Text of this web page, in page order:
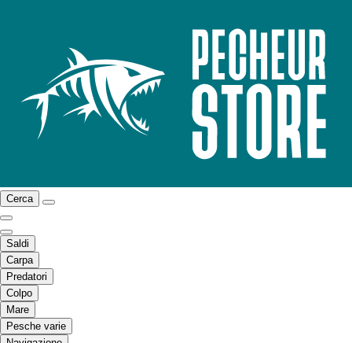
Cerca
Saldi
Carpa
Predatori
Colpo
Mare
Pesche varie